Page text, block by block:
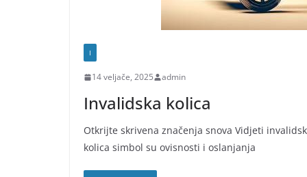
I
14 veljače, 2025 admin
Invalidska kolica
Otkrijte skrivena značenja snova Vidjeti
kolica simbol su ovisnosti i oslanjanja